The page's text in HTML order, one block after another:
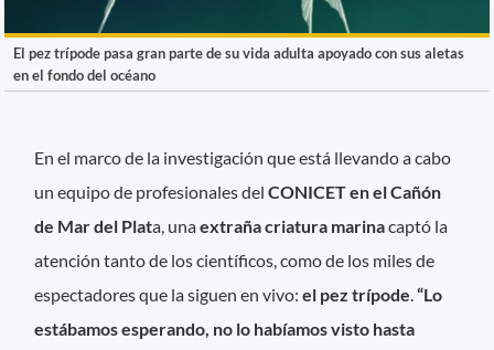
El pez trípode pasa gran parte de su vida adulta apoyado con sus aletas
en el fondo del océano
En el marco de la investigación que está llevando a cabo
un equipo de profesionales delCONICET en el Cañón
de Mar del Plata, unaextraña criatura marinacaptó la
atención tanto de los científicos, como de los miles de
espectadores que la siguen en vivo: el pez trípode “Lo
estábamos esperando, no lo habíamos visto hasta